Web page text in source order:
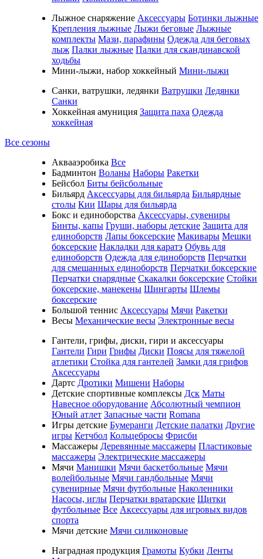
Лыжное снаряжение Аксессуары Ботинки лыжные
Крепления лыжные Лыжи беговые Лыжные
комплекты Мази, парафины Одежда для беговых
лыж Палки лыжные Палки для скандинавской
ходьбы
Мини-лыжи, набор хоккейный Мини-лыжи
Санки, ватрушки, ледянки Ватрушки Ледянки
Санки
Хоккейная амуниция Защита паха Одежда
хоккейная
Все сезоны
Аквааэробика Все
Бадминтон Воланы Наборы Ракетки
Бейсбол Биты бейсбольные
Бильярд Аксессуары для бильярда Бильярдные
столы Кии Шары для бильярда
Бокс и единоборства Аксессуары, сувениры
Бинты, капы Груши, наборы детские Защита для
единоборств Лапы боксерские Макивары Мешки
боксерские Накладки для каратэ Обувь для
единоборств Одежда для единоборств Перчатки
для смешанных единоборств Перчатки боксерские
Перчатки снарядные Скакалки боксерские Стойки
боксерские, манекены Шингарты Шлемы
боксерские
Большой теннис Аксессуары Мячи Ракетки
Весы Механические весы Электронные весы
Гантели, грифы, диски, гири и аксессуары
Гантели Гири Грифы Диски Поясы для тяжелой
атлетики Стойка для гантелей Замки для грифов
Аксессуары
Дартс Дротики Мишени Наборы
Детские спортивные комплексы Дск Маты
Навесное оборудование Абсолютный чемпион
Юный атлет Запасные части Romana
Игры детские Бумеранги Детские палатки Другие
игры Кетчбол Кольцебросы Фрисби
Массажеры Деревянные массажеры Пластиковые
массажеры Электрические массажеры
Мячи Манишки Мячи баскетбольные Мячи
волейбольные Мячи гандбольные Мячи
сувенирные Мячи футбольные Наколенники
Насосы, иглы Перчатки вратарские Щитки
футбольные Все Аксессуары для игровых видов
спорта
Мячи детские Мячи силиконовые
Наградная продукция Грамоты Кубки Ленты